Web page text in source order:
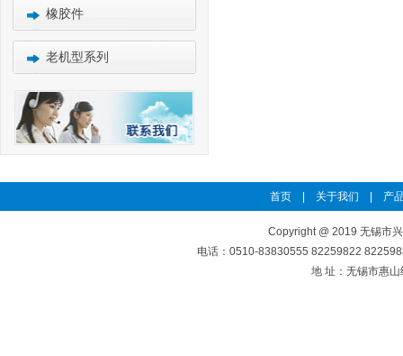
橡胶件
老机型系列
首页 关于我们 产
Copyright @ 2019 无锡市
电话：0510-83830555 82259822
地 址：无锡市惠